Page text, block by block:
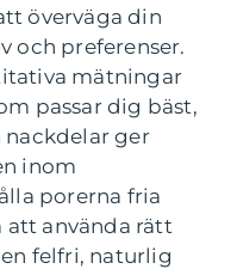
överväga din
och preferenser.
mätningar
passar dig bäst,
nackdelar ger
inom
porerna fria
att använda rätt
felfri, naturlig